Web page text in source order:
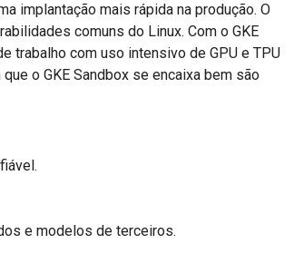
implantação mais rápida na produção. O
comuns do Linux. Com o GKE
trabalho com uso intensivo de GPU e TPU
o GKE Sandbox se encaixa bem são
e modelos de terceiros.